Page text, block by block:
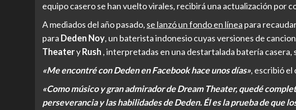
equipo casero se han vuelto virales, recibirá una actualización por
A mediados del año pasado, se lanzó un fondo en línea para
para Deden Noy, un baterista indonesio cuyas versiones de
TheateryRush , interpretadas en una destartalada batería casera,
«Me encontré con Deden en Facebook hace unos días», escribió
«Como músico y gran admirador de Dream Theater, quedé
perseverancia y las habilidades de Deden. Él es la prueba de que